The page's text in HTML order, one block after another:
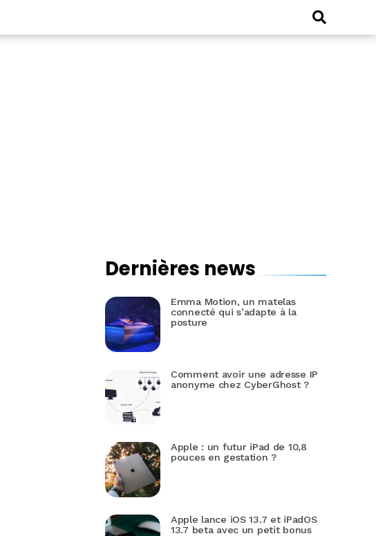
Dernières news
Emma Motion, un matelas
connecté qui s’adapte à la
posture
Comment avoir une adresse IP
anonyme chez CyberGhost ?
Apple : un futur iPad de 10,8
pouces en gestation ?
Apple lance iOS 13.7 et iPadOS
13.7 beta avec un petit bonus